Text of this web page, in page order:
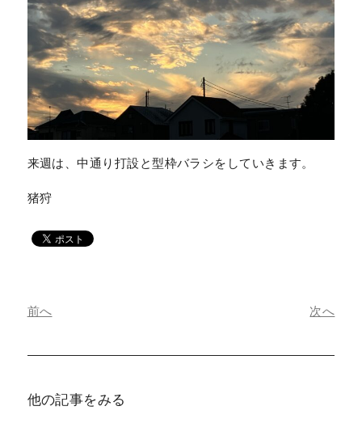
来週は、中通り打設と型枠バラシをしていきます。
猪狩
前へ 次へ
他の記事をみる